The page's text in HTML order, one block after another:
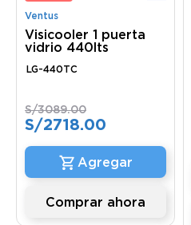
Ventus
Visicooler 1 puerta
vidrio 440lts
LG-440TC
S/3089.00
S/2718.00
Comprar ahora